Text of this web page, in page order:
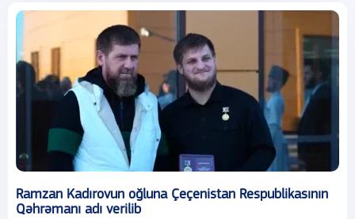
Ramzan Kadırovun oğluna Çeçenistan Respublikasının
Qəhrəmanı adı verilib